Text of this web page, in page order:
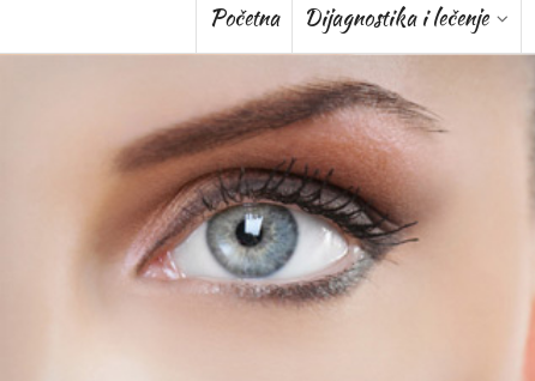
Početna Dijagnostika i lečenje